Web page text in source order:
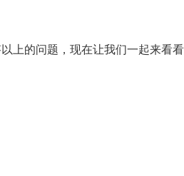
上的问题，现在让我们一起来看